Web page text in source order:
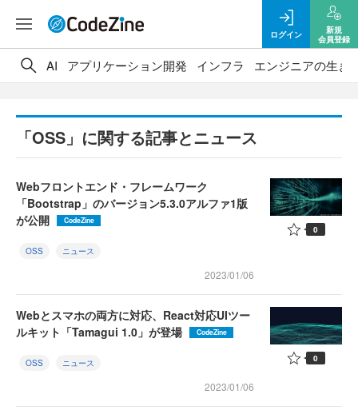
ログイン
新規
会員登録
AI アプリケーション開発 インフラ エンジニアの生き
「OSS」に関する記事とニュース
Webフロントエンド・フレームワーク
「Bootstrap」のバージョン5.3.0アルファ1版
が公開
CodeZine
OSS ニュース
2023/01/06
0
Webとスマホの両方に対応、React対応UIツー
ルキット「Tamagui 1.0」が登場
CodeZine
OSS ニュース
2023/01/06
0